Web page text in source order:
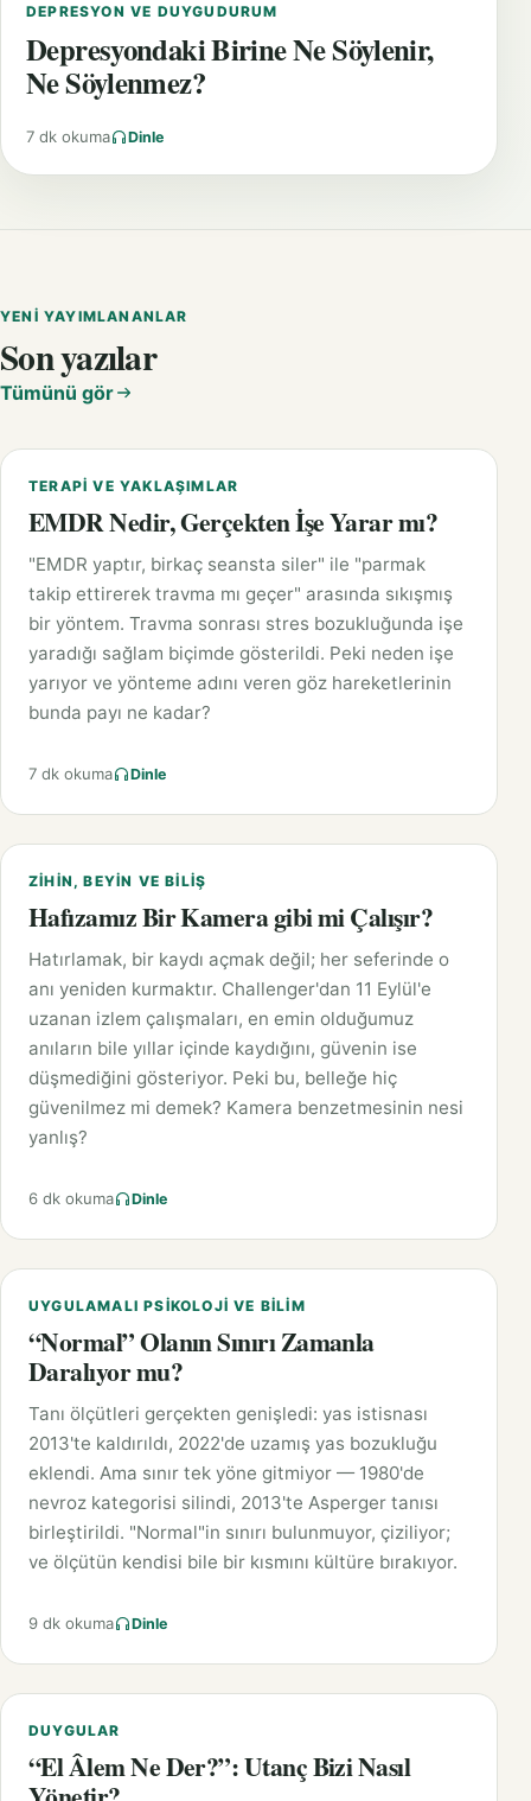
DEPRESYON VE DUYGUDURUM
Depresyondaki Birine Ne Söylenir,
Ne Söylenmez?
7 dk okuma Dinle
YENI YAYIMLANANLAR
Son yazılar
Tümünü gör
TERAPI VE YAKLAŞIMLAR
EMDR Nedir, Gerçekten İşe Yarar mı?
"EMDR yaptır, birkaç seansta siler" ile "parmak
takip ettirerek travma mı geçer" arasında sıkışmış
bir yöntem. Travma sonrası stres bozukluğunda işe
yaradığı sağlam biçimde gösterildi. Peki neden işe
yarıyor ve yönteme adını veren göz hareketlerinin
bunda payı ne kadar?
7 dk okuma Dinle
ZIHIN, BEYIN VE BILIŞ
Hafızamız Bir Kamera gibi mi Çalışır?
Hatırlamak, bir kaydı açmak değil; her seferinde o
anı yeniden kurmaktır. Challenger'dan 11 Eylül'e
uzanan izlem çalışmaları, en emin olduğumuz
anıların bile yıllar içinde kaydığını, güvenin ise
düşmediğini gösteriyor. Peki bu, belleğe hiç
güvenilmez mi demek? Kamera benzetmesinin nesi
yanlış?
6 dk okuma Dinle
UYGULAMALI PSIKOLOJI VE BILIM
“Normal” Olanın Sınırı Zamanla
Daralıyor mu?
Tanı ölçütleri gerçekten genişledi: yas istisnası
2013'te kaldırıldı, 2022'de uzamış yas bozukluğu
eklendi. Ama sınır tek yöne gitmiyor — 1980'de
nevroz kategorisi silindi, 2013'te Asperger tanısı
birleştirildi. "Normal"in sınırı bulunmuyor, çiziliyor;
ve ölçütün kendisi bile bir kısmını kültüre bırakıyor.
9 dk okuma Dinle
DUYGULAR
“El Âlem Ne Der?”: Utanç Bizi Nasıl